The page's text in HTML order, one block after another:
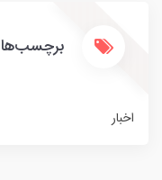
برچسب‌ها
اخبار